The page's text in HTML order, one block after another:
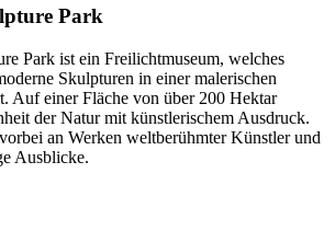
Park
Park ist ein Freilichtmuseum, welches
Skulpturen in einer malerischen
Auf einer Fläche von über 200 Hektar
der Natur mit künstlerischem Ausdruck.
an Werken weltberühmter Künstler und
Ausblicke.